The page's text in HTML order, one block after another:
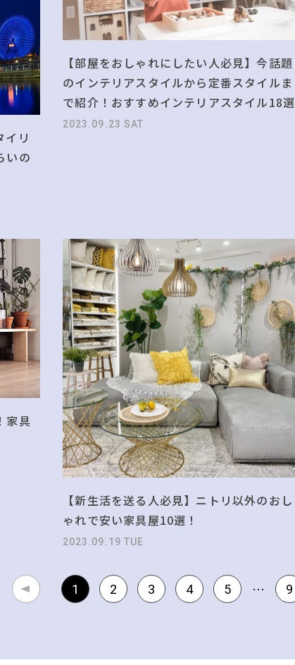
イリ
いの
【部屋をおしゃれにしたい人必見】今話題
のインテリアスタイルから定番スタイルま
で紹介！おすすめインテリアスタイル18選
2023.09.23 SAT
家具
【新生活を送る人必見】ニトリ以外のおし
ゃれで安い家具屋10選！
2023.09.19 TUE
1 2 3 4 5 … 9